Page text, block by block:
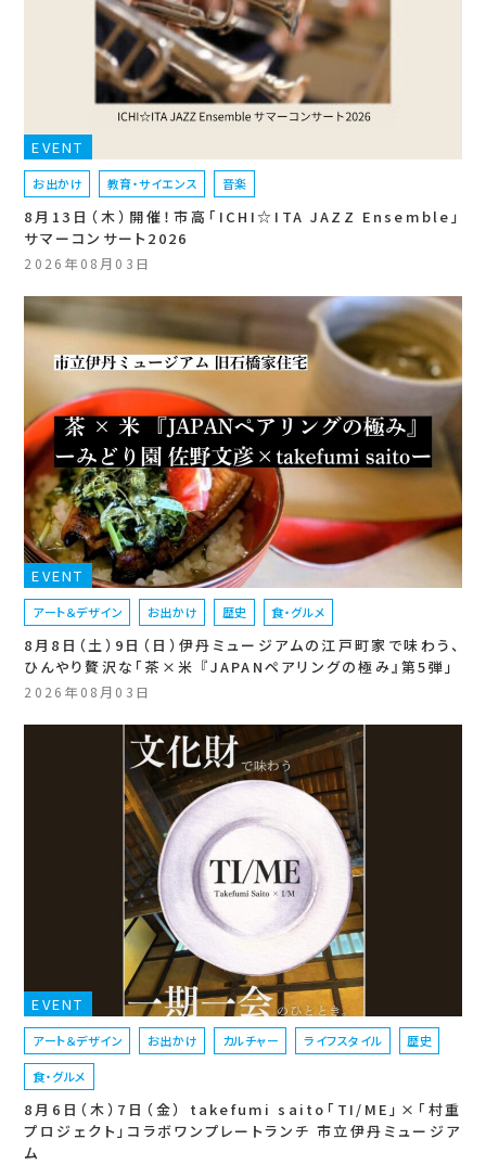
EVENT
お出かけ 教育・サイエンス 音楽
8月13日（木）開催！市高「ICHI☆ITA JAZZ Ensemble」
サマーコンサート2026
2026年08月03日
EVENT
アート＆デザイン お出かけ 歴史 食・グルメ
8月8日（土）9日（日）伊丹ミュージアムの江戸町家で味わう、
ひんやり贅沢な「茶×米 『JAPANペアリングの極み』第5弾」
2026年08月03日
EVENT
アート＆デザイン お出かけ カルチャー ライフスタイル 歴史
食・グルメ
8月6日（木）7日（金） takefumi saito「TI/ME」×「村重
プロジェクト」コラボワンプレートランチ 市立伊丹ミュージア
ム